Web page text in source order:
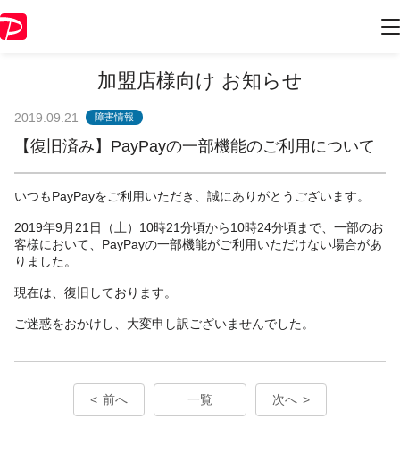
加盟店様向け お知らせ
2019.09.21 障害情報
【復旧済み】PayPayの一部機能のご利用について
いつもPayPayをご利用いただき、誠にありがとうございます。
2019年9月21日（土）10時21分頃から10時24分頃まで、一部のお
客様において、PayPayの一部機能がご利用いただけない場合があ
りました。
現在は、復旧しております。
ご迷惑をおかけし、大変申し訳ございませんでした。
前へ 一覧 次へ